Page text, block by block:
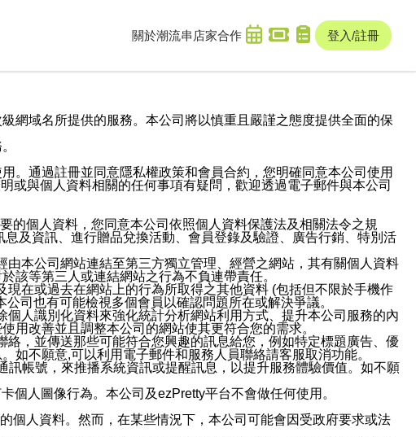
關於潮流串 店家合作 登入/註冊
網域名所提供的服務。本公司將以慎重且嚴謹之態度提供全面的保
。通過註冊並同意隱私權政策和會員合約，您明確同意本公司使用
或與個人資料相關的任何事項有疑問，歡迎透過電子郵件與本公司
的個人資料，您同意本公司依照個人資料保護法及相關法令之規
及資訊、進行贈品兌換活動、會員登錄及驗證、廣告行銷、特別活
本公司網站連結至第三方獨立管理、經營之網站，其有關個人資料
該等第三人或連結網站之行為不負連帶責任。
在或過去在網站上的行為所取得之其他資料 (包括但不限於手機作
司也有可能檢視多個會員以確認問題所在或解決爭議。
人識別化資料來強化統計分析網站利用方式、提升本公司服務的內
用改善並且調整本公司的網站使其更符合您的需求。
，並傳送那些可能符合您興趣的訊息給您，例如特定標題廣告、優
不願意,可以利用電子郵件和服務人員聯絡請客服取消功能。
帳號，來推播系統資訊或提醒訊息，以提升服務體驗價值。如不願
個人圖像行為。本公司及ezPretty平台不會做任何使用。
個人資料。然而，在某些情況下，本公司可能會因受政府要求或法